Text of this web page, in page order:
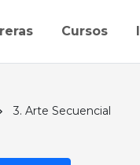
Cursos
3. Arte Secuencial